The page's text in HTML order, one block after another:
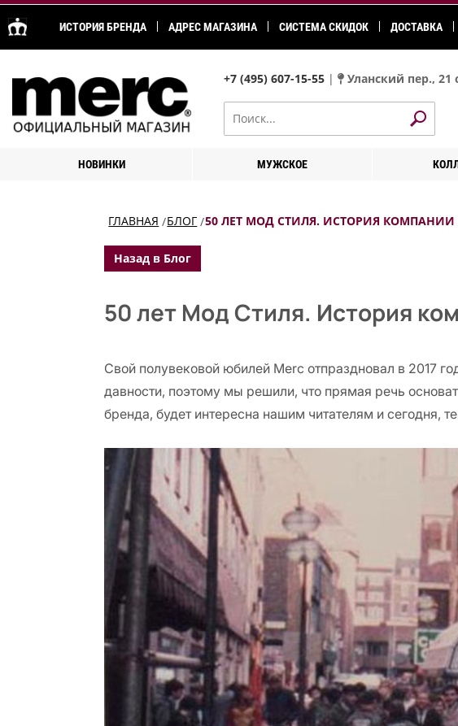
ИСТОРИЯ БРЕНДА АДРЕС МАГАЗИНА СИСТЕМА СКИДОК ДОСТАВКА
+7 (495) 607-15-55 | Уланский пер., 21
НОВИНКИ МУЖСКОЕ
ГЛАВНАЯ БЛОГ 50 ЛЕТ МОД СТИЛЯ. ИСТОРИЯ КОМПАНИИ
50 лет Мод Стиля. История
Назад в Блог
Свой полувековой юбилей Merc отпраздновал в 2017
давности, поэтому мы решили, что прямая речь
бренда, будет интересна нашим читателям и сегодня,